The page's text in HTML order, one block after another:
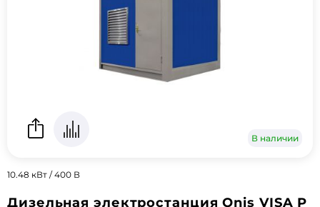
В наличии
10.48 кВт / 400 В
Дизельная электростанция Onis VISA P